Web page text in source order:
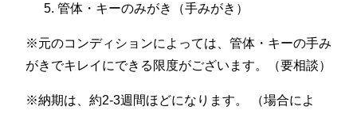
管体・キーのみがき（手みがき）
※元のコンディションによっては、管体・キーの手み
がきでキレイにできる限度がございます。（要相談）
※納期は、約2-3週間ほどになります。 （場合によ